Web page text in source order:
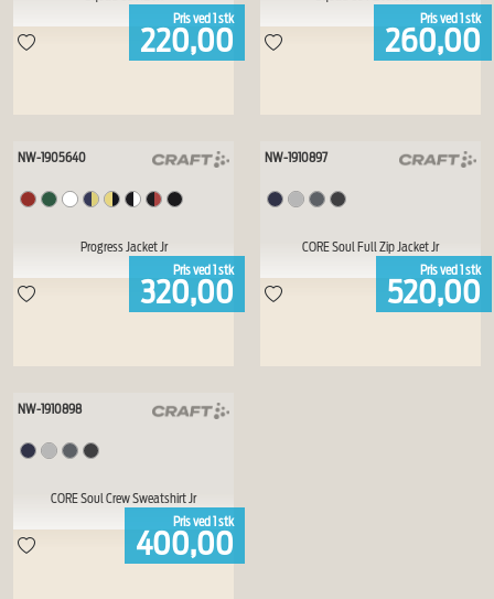
Pris ved 1 stk
220,00
Pris ved 1 stk
260,00
NW-1905640
Progress Jacket Jr
Pris ved 1 stk
320,00
NW-1910897
CORE Soul Full Zip Jacket Jr
Pris ved 1 stk
520,00
NW-1910898
CORE Soul Crew Sweatshirt Jr
Pris ved 1 stk
400,00